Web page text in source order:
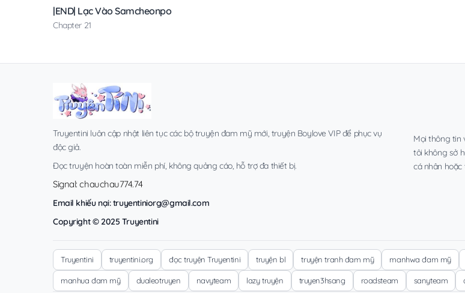
|END| Lạc Vào Samcheonpo
Chapter 21
Truyentini luôn cập nhật liên tục các bộ truyện đam mỹ mới, truyện Boylove VIP để phục vụ
độc giả.
Đọc truyện hoàn toàn miễn phí, không quảng cáo, hỗ trợ đa thiết bị.
Signal: chauchau774.74
Email khiếu nại:truyentiniorg@gmail.com
Copyright © 2025 Truyentini
Mọi thông tin
tôi không sở
cá nhân hoặc
Truyentini truyentini.org đọc truyện Truyentini truyện bl truyện tranh đam mỹ manhwa đam mỹ
manhua đam mỹ dualeotruyen navyteam lazy truyện truyen3hsang roadsteam sanyteam